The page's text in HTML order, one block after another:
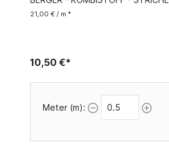
21,00 € / m *
10,50 €*
Meter (m):